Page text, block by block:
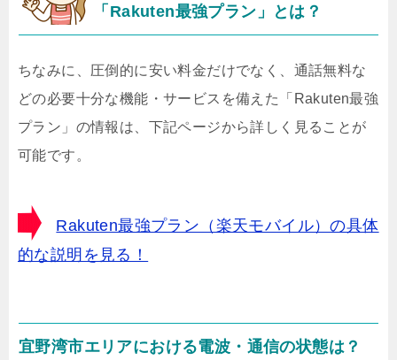
「Rakuten最強プラン」とは？
ちなみに、圧倒的に安い料金だけでなく、通話無料な
どの必要十分な機能・サービスを備えた「Rakuten最強
プラン」の情報は、下記ページから詳しく見ることが
可能です。
Rakuten最強プラン（楽天モバイル）の具体
的な説明を見る！
宜野湾市エリアにおける電波・通信の状態は？